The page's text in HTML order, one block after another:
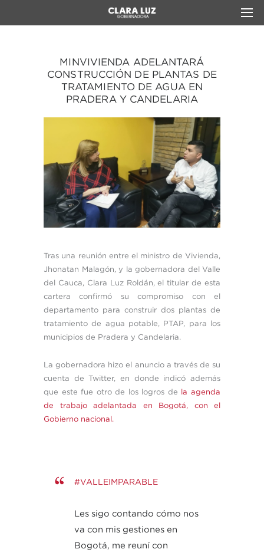
MINVIVIENDA ADELANTARÁ
CONSTRUCCIÓN DE PLANTAS DE
TRATAMIENTO DE AGUA EN
PRADERA Y CANDELARIA
Tras una reunión entre el ministro de Vivienda,
Jhonatan Malagón, y la gobernadora del Valle
del Cauca, Clara Luz Roldán, el titular de esta
cartera confirmó su compromiso con el
departamento para construir dos plantas de
tratamiento de agua potable, PTAP, para los
municipios de Pradera y Candelaria.
La gobernadora hizo el anuncio a través de su
cuenta de Twitter, en donde indicó además
que este fue otro de los logros de la agenda
de trabajo adelantada en Bogotá, con el
Gobierno nacional.
#VALLEIMPARABLE
Les sigo contando cómo nos
va con mis gestiones en
Bogotá, me reuní con